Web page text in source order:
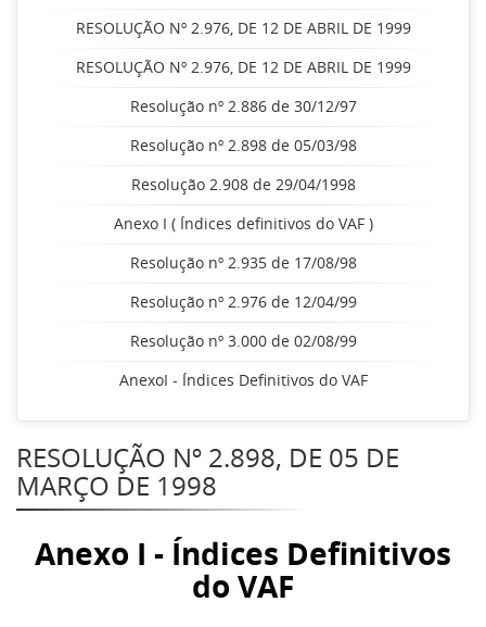
RESOLUÇÃO Nº 2.976, DE 12 DE ABRIL DE 1999
RESOLUÇÃO Nº 2.976, DE 12 DE ABRIL DE 1999
Resolução nº 2.886 de 30/12/97
Resolução nº 2.898 de 05/03/98
Resolução 2.908 de 29/04/1998
Anexo I ( Índices definitivos do VAF )
Resolução nº 2.935 de 17/08/98
Resolução nº 2.976 de 12/04/99
Resolução nº 3.000 de 02/08/99
AnexoI - Índices Definitivos do VAF
RESOLUÇÃO Nº 2.898, DE 05 DE
MARÇO DE 1998
Anexo I - Índices Definitivos
do VAF